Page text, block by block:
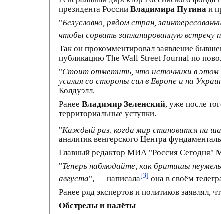
президента России Владимира Путина и
"Безусловно, рядом стран,
чтобы сорвать запланированную
Так он прокомментировал заявление
публикацию The Wall Street Journal по
"Стоит отметить, что источники в этом
усилия со стороны сил в Европе и на
Колдуэлл.
Ранее Владимир Зеленский, уже после
территориальные уступки.
"Каждый раз, когда мир становится на
аналитик венгерского Центра
Главный редактор МИА "Россия Сегодня"
"Теперь наблюдайте, как бритишы
августа", — написала[3] она в своём
Ранее ряд экспертов и политиков заявлял,
Обстрелы и налёты